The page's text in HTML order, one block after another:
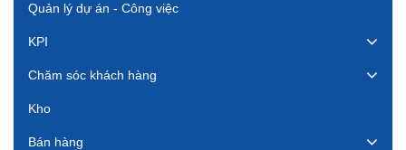
Quản lý dự án - Công việc
KPI
Chăm sóc khách hàng
Kho
Bán hàng